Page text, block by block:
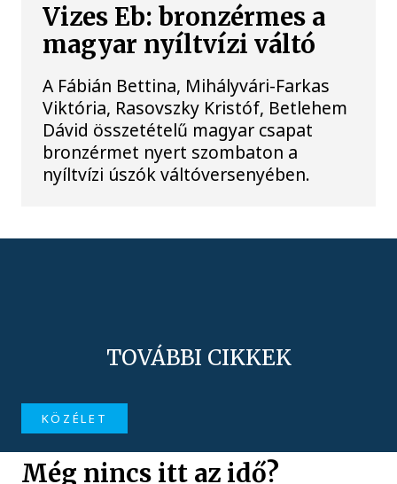
Vizes Eb: bronzérmes a
magyar nyíltvízi váltó
A Fábián Bettina, Mihályvári-Farkas
Viktória, Rasovszky Kristóf, Betlehem
Dávid összetételű magyar csapat
bronzérmet nyert szombaton a
nyíltvízi úszók váltóversenyében.
TOVÁBBI CIKKEK
KÖZÉLET
Még nincs itt az idő?